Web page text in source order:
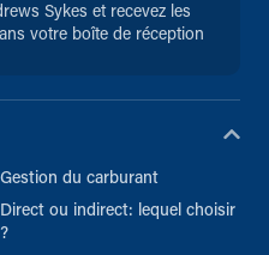
Sykes et recevez les
votre boîte de réception
Gestion du carburant
Direct ou indirect: lequel choisir
?